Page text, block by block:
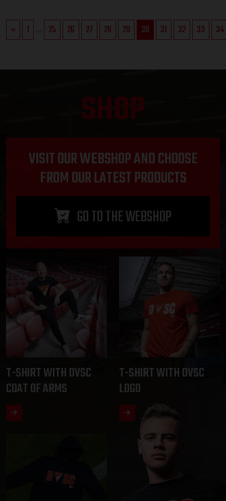
« 1 25 26 27 28 29 30 31 32 33 34
SHOP
VISIT OUR WEBSHOP AND CHOOSE
FROM OUR LATEST PRODUCTS
GO TO THE WEBSHOP
T-SHIRT WITH DVSC
COAT OF ARMS
T-SHIRT WITH DVSC
LOGO